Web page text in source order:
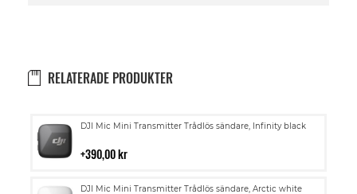
RELATERADE PRODUKTER
DJI Mic Mini Transmitter Trådlös sändare, Infinity black
390,00 kr
Lägg
i
DJI Mic Mini Transmitter Trådlös sändare, Arctic white
Lägg